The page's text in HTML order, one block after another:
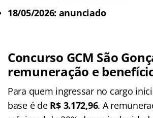
18/05/2026: anunciado
Concurso GCM São
remuneração e
Para quem ingressar no cargo
base é de R$ 3.172,96. A